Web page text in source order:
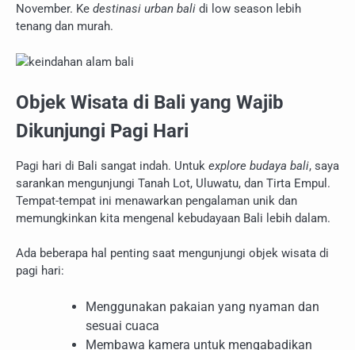
November. Ke destinasi urban bali di low season lebih
tenang dan murah.
Objek Wisata di Bali yang Wajib
Dikunjungi Pagi Hari
Pagi hari di Bali sangat indah. Untuk explore budaya bali, saya
sarankan mengunjungi Tanah Lot, Uluwatu, dan Tirta Empul.
Tempat-tempat ini menawarkan pengalaman unik dan
memungkinkan kita mengenal kebudayaan Bali lebih dalam.
Ada beberapa hal penting saat mengunjungi objek wisata di
pagi hari:
Menggunakan pakaian yang nyaman dan
sesuai cuaca
Membawa kamera untuk mengabadikan